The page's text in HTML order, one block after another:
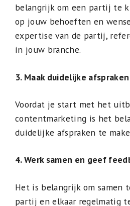
belangrijk om een partij te
op jouw behoeften en
expertise van de partij,
in jouw branche.
3. Maak duidelijke afspraken
Voordat je start met het
contentmarketing is het
duidelijke afspraken te
4. Werk samen en geef
Het is belangrijk om samen
partij en elkaar regelmatig